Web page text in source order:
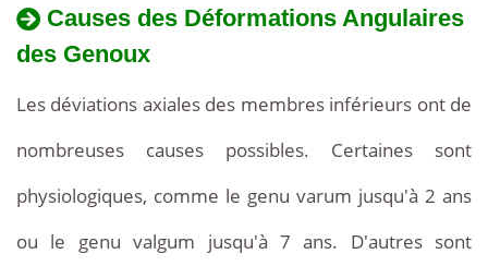
Causes des Déformations Angulaires
des Genoux
Les déviations axiales des membres inférieurs ont de
nombreuses causes possibles. Certaines sont
physiologiques, comme le genu varum jusqu'à 2 ans
ou le genu valgum jusqu'à 7 ans. D'autres sont